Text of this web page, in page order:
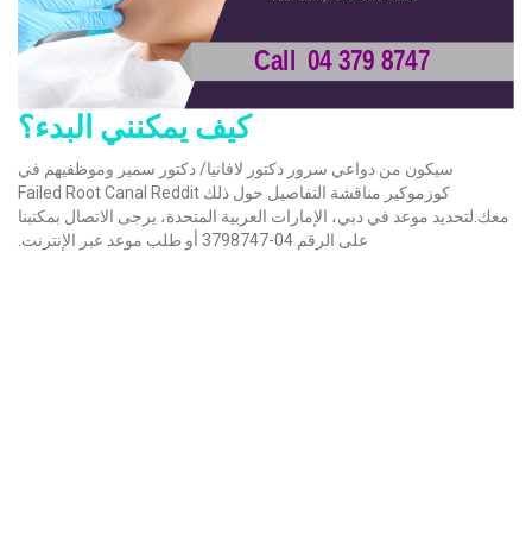
كيف يمكنني البدء؟
سيكون من دواعي سرور دكتور لافانيا/ دكتور سمير وموظفيهم في
كوزموكير مناقشة التفاصيل حول ذلك Failed Root Canal Reddit
معك.لتحديد موعد في دبي، الإمارات العربية المتحدة، يرجى الاتصال بمكتبنا
على الرقم 04-3798747 أو طلب موعد عبر الإنترنت.